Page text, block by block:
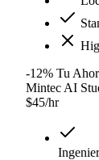
-12% Tu
Mintec AI
$45/hr